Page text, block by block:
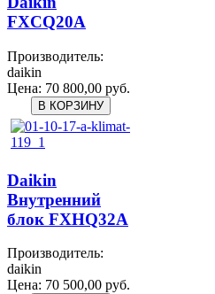
FXCQ20A
Производитель:
daikin
Цена: 70 800,00 руб.
Daikin
Внутренний
блок FXHQ32A
Производитель:
daikin
Цена: 70 500,00 руб.